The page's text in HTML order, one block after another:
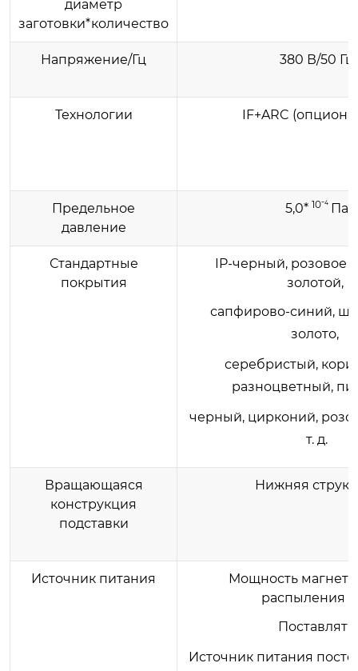
диаметр
заготовки*количество
Напряжение/Гц 380 В/50 Гц
Технологии IF+ARC
Предельное
давление
5,0* 10⁻⁴ Па
Стандартные
покрытия
IP-черный, розовое
золотой,
сапфирово-синий,
золото,
серебристый,
разноцветный,
черный, цирконий,
т. д.
Вращающаяся
конструкция
подставки
Нижняя
Источник питания
Мощность
распыления
Поставлять
Источник питания